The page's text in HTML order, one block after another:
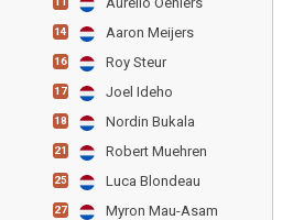
14 Aaron Meijers
16 Roy Steur
17 Joel Ideho
18 Nordin Bukala
21 Robert Muehren
25 Luca Blondeau
27 Myron Mau-Asam